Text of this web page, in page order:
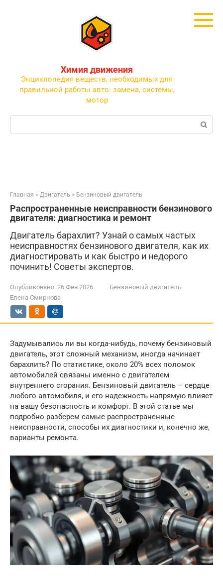
Химия движения
Энциклопедия веществ, необходимых для
правильной работы авто: замена, системы,
мотор
Поиск:
Главная » Двигатель » Бензиновый двигатель
Распространенные неисправности бензинового
двигателя: диагностика и ремонт
Двигатель барахлит? Узнай о самых частых
неисправностях бензинового двигателя, как их
диагностировать и как быстро и недорого
починить! Советы экспертов.
Опубликовано: 26 Фев 2026
Бензиновый двигатель
Елена Смирнова
Задумывались ли вы когда-нибудь, почему бензиновый
двигатель, этот сложный механизм, иногда начинает
барахлить? По статистике, около 20% всех поломок
автомобилей связаны именно с двигателем
внутреннего сгорания. Бензиновый двигатель – сердце
любого автомобиля, и его надежность напрямую влияет
на вашу безопасность и комфорт. В этой статье мы
подробно разберем самые распространенные
неисправности, способы их диагностики и, конечно же,
варианты ремонта.